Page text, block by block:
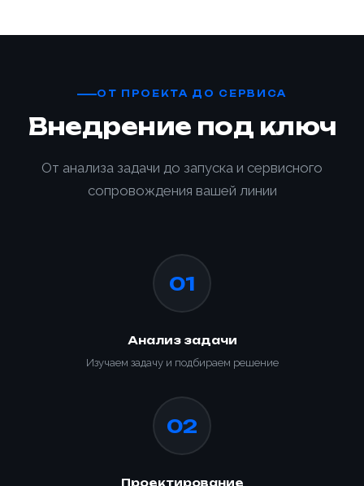
ОТ ПРОЕКТА ДО СЕРВИСА
Внедрение под ключ
От анализа задачи до запуска и сервисного
сопровождения вашей линии
01
Анализ задачи
Изучаем задачу и подбираем решение
02
Проектирование